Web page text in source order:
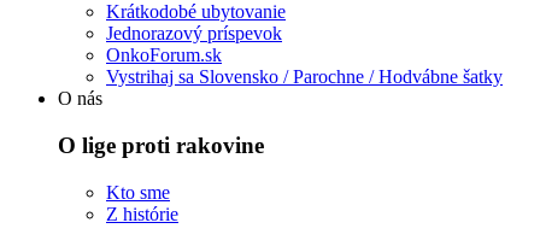
Krátkodobé ubytovanie
Jednorazový príspevok
OnkoForum.sk
Vystrihaj sa Slovensko / Parochne / Hodvábne šatky
O nás
O lige proti rakovine
Kto sme
Z histórie